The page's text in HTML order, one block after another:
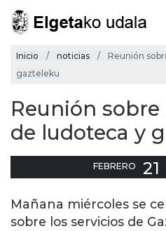
Inicio noticias
Reunión
gazteleku
Reunión sobre
de ludoteca y
FEBRERO 21
Mañana miércoles se
sobre los servicios de